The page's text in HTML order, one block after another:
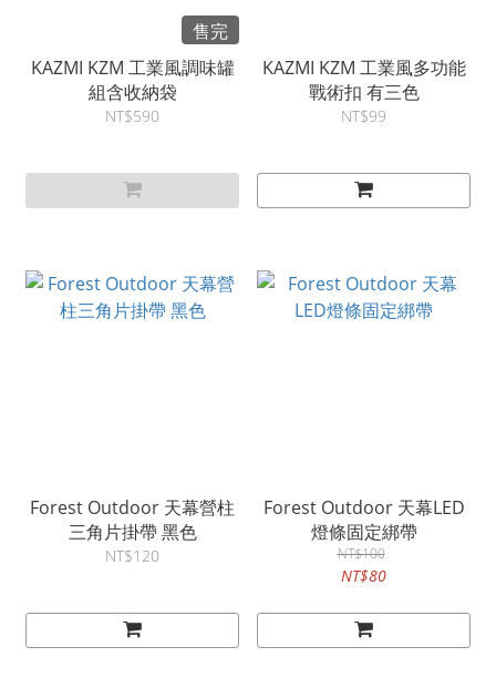
售完
KAZMI KZM 工業風調味罐
組含收納袋
NT$590
KAZMI KZM 工業風多功能
戰術扣 有三色
NT$99
Forest Outdoor 天幕營柱
三角片掛帶 黑色
NT$120
Forest Outdoor 天幕LED
燈條固定綁帶
NT$100
NT$80